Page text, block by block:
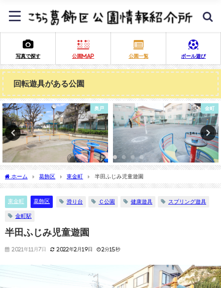
写真で探す 公園MAP 公園一覧 ボール遊び
回転遊具がある公園
奥戸 金町
ホーム 葛飾区 東金町 半田ふじみ児童遊園
東金町 葛飾区 滑り台 Ｃ公園 健康遊具 スプリング遊具
金町駅
半田ふじみ児童遊園
2021年11月7日 2022年2月19日 2分15秒